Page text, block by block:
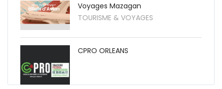
Voyages Mazagan
TOURISME & VOYAGES
CPRO ORLEANS